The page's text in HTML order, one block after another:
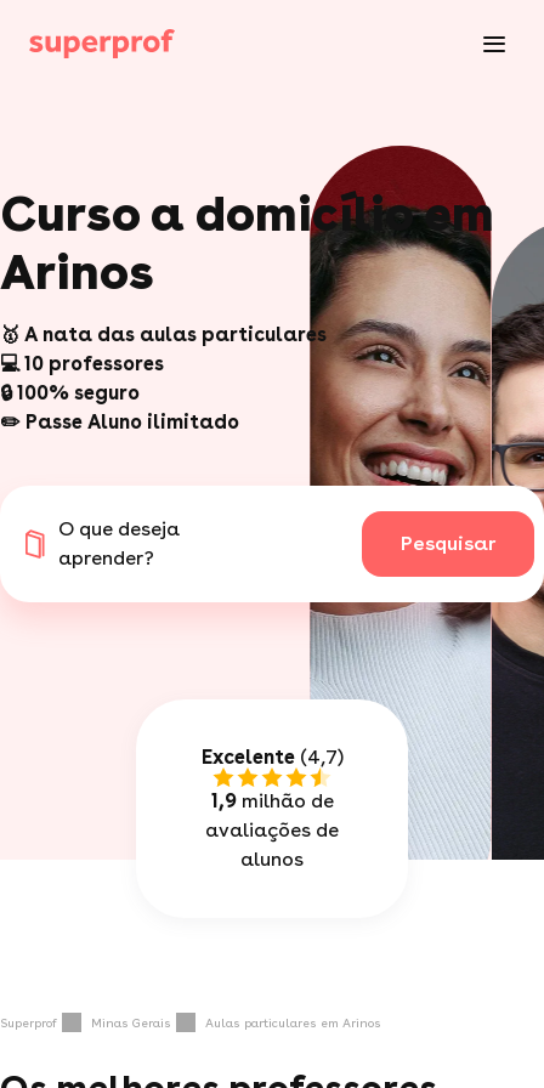
Curso a domicílio em
Arinos
🥇 A nata das aulas particulares
💻 10 professores
🔒 100% seguro
✏️ Passe Aluno ilimitado
O que deseja
aprender?
Pesquisar
Excelente(4,7)
1,9milhão de
avaliações de
alunos
Superprof Minas Gerais Aulas particulares em Arinos